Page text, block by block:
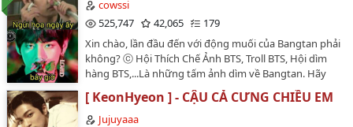
Mỹ, Xuyên, HE đến chếc, Hài, 1v1, Hiện đại . . .4. Tình
trạng bản gốc: Hoàn (225 chương chính văn + 3 ngoại
25/8/2023).6. Edit & Beta: Krystal.7. Nguồn: Tấn
Giang.★ Truyện được đăng trên Wattpad này và trang
Wordpress chính chủ:
https://krystaliaa.wordpress.com/category/on-
going/dm-edit-tro-choi-cong-luoc-toan-nang/…
cowssi
525,747
42,065
179
Xin chào, lần đầu đến với động muối của Bangtan phải
không? ⓒ Hội Thích Chế Ảnh BTS, Troll BTS, Hội dìm
hàng BTS,...Là những tấm ảnh dìm về Bangtan. Hãy
chuẩn bị tinh thần trước khi đọc :v…
[ KeonHyeon ] - CẬU CẢ CƯNG CHIỀU EM
Jujuyaaa